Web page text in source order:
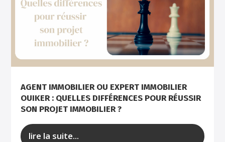
AGENT IMMOBILIER OU EXPERT IMMOBILIER
OUIKER : QUELLES DIFFÉRENCES POUR RÉUSSIR
SON PROJET IMMOBILIER ?
lire la suite...